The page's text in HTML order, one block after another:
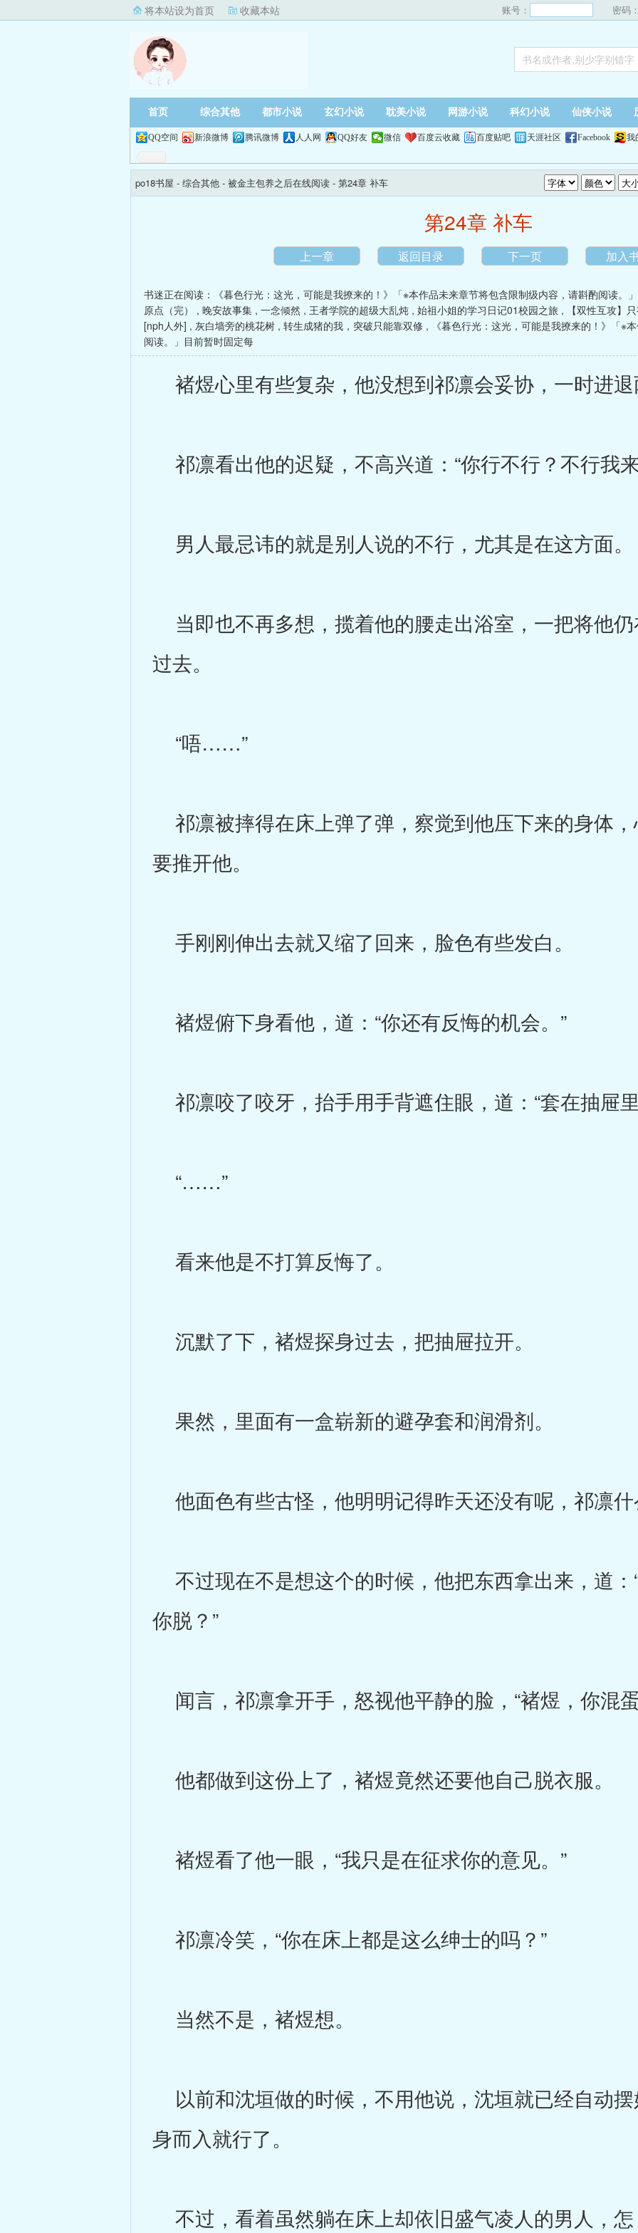
将本站设为首页 收藏本站 账号： 密码
首页 综合其他 都市小说 玄幻小说 耽美小说 网游小说 科幻小说 仙侠小说
QQ空间 新浪微博 腾讯微博 人人网 QQ好友 微信 百度云收藏 百度贴吧 天涯社区 Facebook 我
po18书屋 - 综合其他 - 被金主包养之后在线阅读 - 第24章 补车
第24章 补车
上一章 返回目录 下一页 加入
书迷正在阅读：
《暮色行光：这光，可能是我撩来的！》「※本作品未来章节将包含限制级内容，请斟酌阅读。
原点（完）
, 晚安故事集 , 一念倾然 , 王者学院的超级大乱炖 , 始祖小姐的学习日记01校园之旅 ,
【双性互攻】
[nph人外] , 灰白墙旁的桃花树 , 转生成猪的我，突破只能靠双修 ,
《暮色行光：这光，可能是我撩来的！》「※
阅读。」目前暂时固定每
褚煜心里有些复杂，他没想到祁凛会妥协，一时进
祁凛看出他的迟疑，不高兴道：“你行不行？不行我
男人最忌讳的就是别人说的不行，尤其是在这方面。
当即也不再多想，揽着他的腰走出浴室，一把将他
过去。
“唔……”
祁凛被摔得在床上弹了弹，察觉到他压下来的身体
要推开他。
手刚刚伸出去就又缩了回来，脸色有些发白。
褚煜俯下身看他，道：“你还有反悔的机会。”
祁凛咬了咬牙，抬手用手背遮住眼，道：“套在抽屉
“……”
看来他是不打算反悔了。
沉默了下，褚煜探身过去，把抽屉拉开。
果然，里面有一盒崭新的避孕套和润滑剂。
他面色有些古怪，他明明记得昨天还没有呢，祁凛
不过现在不是想这个的时候，他把东西拿出来，道：
你脱？”
闻言，祁凛拿开手，怒视他平静的脸，“褚煜，你混
他都做到这份上了，褚煜竟然还要他自己脱衣服。
褚煜看了他一眼，“我只是在征求你的意见。”
祁凛冷笑，“你在床上都是这么绅士的吗？”
当然不是，褚煜想。
以前和沈垣做的时候，不用他说，沈垣就已经自动
身而入就行了。
不过，看着虽然躺在床上却依旧盛气凌人的男人，怎